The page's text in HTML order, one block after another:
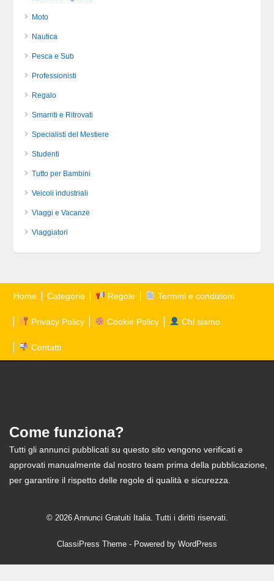
Moto
Nautica
Pesca e Sub
Professionisti
Regalo
Smarriti e Ritrovati
Specialisti del Mestiere
Studenti
Tutto per Bambini
Veicoli industriali
Viaggi e Vacanze
Viaggiatori
Home Categorie Regole Termini e condizioni
Privacy Policy Cookie Policy Chi siamo
Contatti
Come funziona?
Tutti gli annunci pubblicati su questo sito vengono verificati e
approvati manualmente dal nostro team prima della pubblicazione,
per garantire il rispetto delle regole di qualità e sicurezza.
© 2026 Annunci Gratuiti Italia. Tutti i diritti riservati.
ClassiPress Theme - Powered by WordPress